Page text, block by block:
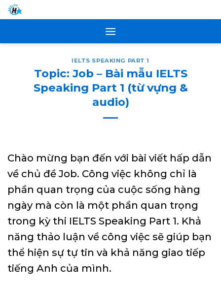
Skip
to
IELTS SPEAKING PART 1
Topic: Job – Bài mẫu IELTS
Speaking Part 1 (từ vựng &
audio)
Chào mừng bạn đến với bài viết hấp dẫn
về chủ đề Job. Công việc không chỉ là
phần quan trọng của cuộc sống hàng
ngày mà còn là một phần quan trọng
trong kỳ thi IELTS Speaking Part 1. Khả
năng thảo luận về công việc sẽ giúp bạn
thể hiện sự tự tin và khả năng giao tiếp
tiếng Anh của mình.